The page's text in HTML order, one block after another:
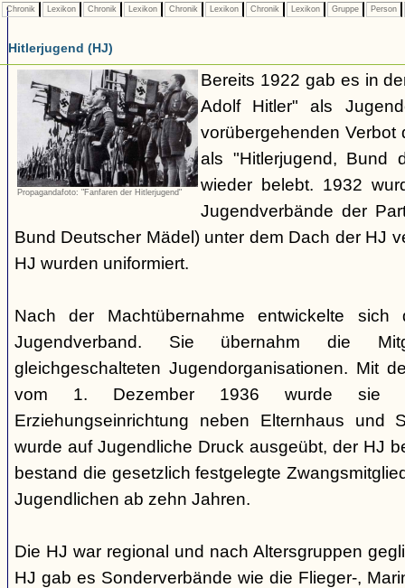
Chronik Lexikon Chronik Lexikon Chronik Lexikon Chronik Lexikon Gruppe Person
Hitlerjugend (HJ)
Propagandafoto: "Fanfaren der Hitlerjugend"
Bereits 1922 gab es in
Adolf Hitler" als
vorübergehenden Verbot
als "Hitlerjugend, Bund
wieder belebt. 1932
Jugendverbände der
Bund Deutscher Mädel) unter dem Dach der HJ
HJ wurden uniformiert.
Nach der Machtübernahme entwickelte
Jugendverband. Sie übernahm die
gleichgeschalteten Jugendorganisationen. Mit
vom 1. Dezember 1936 wurde sie
Erziehungseinrichtung neben Elternhaus und
wurde auf Jugendliche Druck ausgeübt, der HJ
bestand die gesetzlich festgelegte
Jugendlichen ab zehn Jahren.
Die HJ war regional und nach Altersgruppen
HJ gab es Sonderverbände wie die Flieger-,